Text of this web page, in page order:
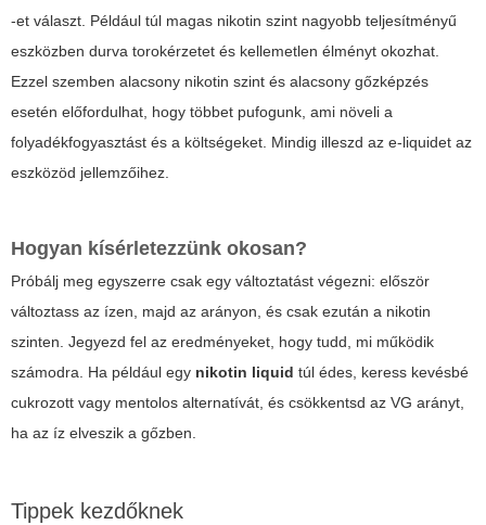
-et választ. Például túl magas nikotin szint nagyobb teljesítményű
eszközben durva torokérzetet és kellemetlen élményt okozhat.
Ezzel szemben alacsony nikotin szint és alacsony gőzképzés
esetén előfordulhat, hogy többet pufogunk, ami növeli a
folyadékfogyasztást és a költségeket. Mindig illeszd az e-liquidet az
eszközöd jellemzőihez.
Hogyan kísérletezzünk okosan?
Próbálj meg egyszerre csak egy változtatást végezni: először
változtass az ízen, majd az arányon, és csak ezután a nikotin
szinten. Jegyezd fel az eredményeket, hogy tudd, mi működik
számodra. Ha például egy nikotin liquid túl édes, keress kevésbé
cukrozott vagy mentolos alternatívát, és csökkentsd az VG arányt,
ha az íz elveszik a gőzben.
Tippek kezdőknek